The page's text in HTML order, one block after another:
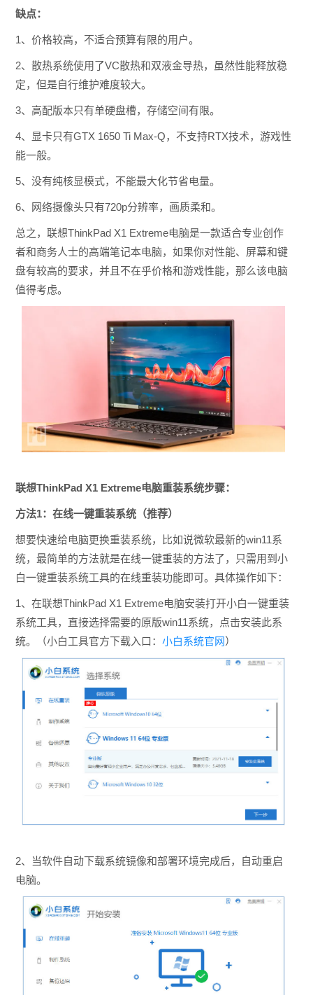
缺点：
1、价格较高，不适合预算有限的用户。
2、 散热系统使用了VC散热和双液金导热，虽然性能释放稳
定，但是自行维护难度较大。
3、高配版本只有单硬盘槽，存储空间有限。
4、
显卡只有GTX 1650 Ti Max-Q，不支持RTX技术，游戏性
能一般。
5、没有纯核显模式，不能最大化节省电量。
6、网络摄像头只有720p分辨率，画质柔和。
总之，联想ThinkPad X1 Extreme电脑是一款适合专业创作
者和商务人士的高端笔记本电脑，如果你对性能、屏幕和键
盘有较高的要求，并且不在乎价格和游戏性能，那么该电脑
值得考虑。
联想ThinkPad X1 Extreme电脑重装系统步骤：
方法1：在线一键重装系统（推荐）
想要快速给电脑更换重装系统，比如说微软最新的win11系
统，最简单的方法就是在线一键重装的方法了，只需用到小
白一键重装系统工具的在线重装功能即可。具体操作如下：
1、在联想ThinkPad X1 Extreme电脑安装打开小白一键重装
系统工具，直接选择需要的原版win11系统，点击安装此系
统。（小白工具官方下载入口： 小白系统官网）
2、当软件自动下载系统镜像和部署环境完成后，自动重启
电脑。